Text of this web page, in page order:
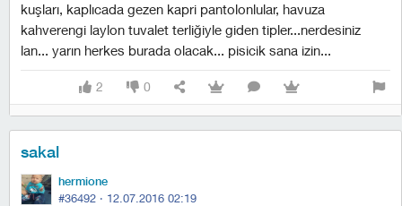
kuşları, kaplıcada gezen kapri pantolonlular, havuza
kahverengi laylon tuvalet terliğiyle giden tipler...nerdesiniz
lan... yarın herkes burada olacak... pisicik sana izin...
2 0
sakal
hermione
#36492 · 12.07.2016 02:19